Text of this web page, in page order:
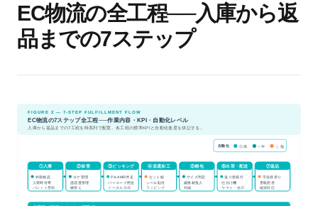
EC物流の全工程──入庫から返
品までの7ステップ
FIGURE 2 — 7-STEP FULFILLMENT FLOW
EC物流の7ステップ全工程──作業内容・KPI・自動化レベル
入庫から返品までの7工程を時系列で配置。各工程の標準KPIと自動化進度を併記する。
自動化 ◎ 高 ○ 中 △ 低
①入庫
外装検品
入荷時付帯
パレット受領
②保管
ロケ管理
温湿度管理
棚替え
③ピッキング
PA-AMR伴走
バーコード照合
トータル方式
④流通加工
セット組
シール貼付
ラッピング
⑤梱包
サイズ判定
緩衝材投入
封緘
⑥出荷・配送
送り状発行
仕分け機
ヤマト・佐川
⑦返品
不在持戻り
受取拒否
破損対応